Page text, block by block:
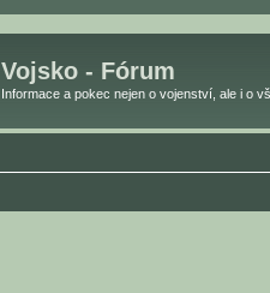
Vojsko - Fórum
Informace a pokec nejen o vojenství, ale i o